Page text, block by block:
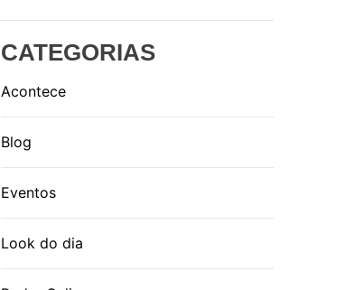
CATEGORIAS
Acontece
Blog
Eventos
Look do dia